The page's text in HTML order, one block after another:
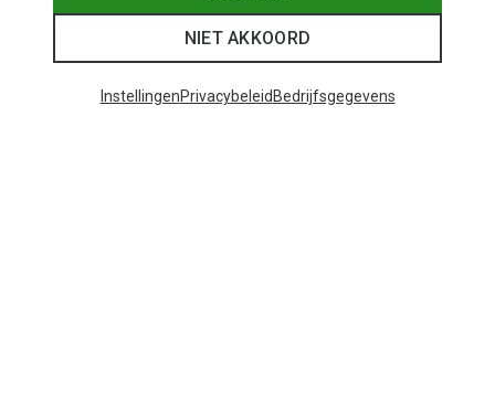
NIET AKKOORD
InstellingenPrivacybeleid Bedrijfsgegevens